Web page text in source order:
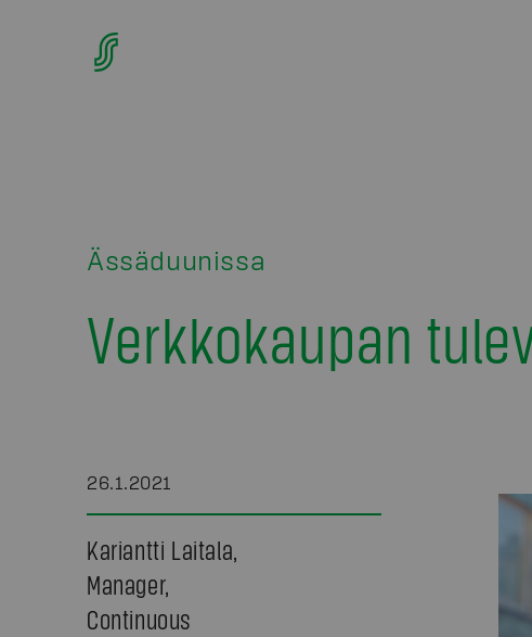
Ässäduunissa
Verkkokaupan
26.1.2021
Kariantti Laitala,
Manager,
Continuous